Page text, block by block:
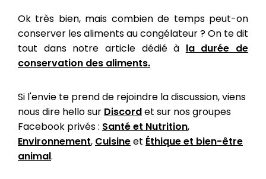
Ok très bien, mais combien de temps peut-on
conserver les aliments au congélateur ?On te dit
tout dans notre article dédié à la durée de
conservation des aliments.
Si l'envie te prend de rejoindre la discussion, viens
nous dire hello sur Discordet sur nos groupes
Facebook privés : Santé et Nutrition,
Environnement, Cuisineet Éthique et bien-être
animal.